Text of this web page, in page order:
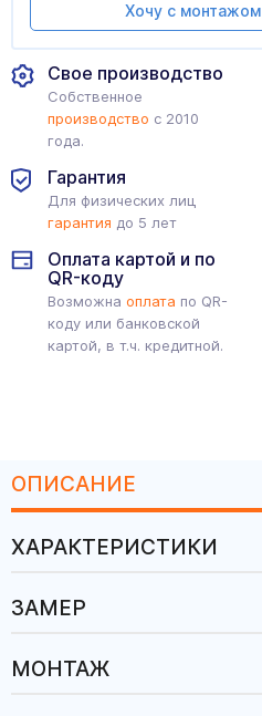
Свое производство
Собственное
производство с 2010
года.
Гарантия
Для физических лиц
гарантия до 5 лет
Оплата картой и по
QR-коду
Возможна оплата по QR-
коду или банковской
картой, в т.ч. кредитной.
Хочу с монтажом
ОПИСАНИЕ
ХАРАКТЕРИСТИКИ
ЗАМЕР
МОНТАЖ